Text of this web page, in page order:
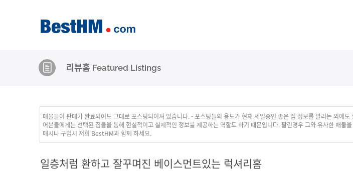
리뷰홈 Featured Listings
매물들이 판매가 완료되어도 그대로 포스팅되어져 있습니다. - 포스팅들의 용도가 현재 세일중인 좋은 집 정보를 알리는 외에
어분들에게는 선택된 집들을 통해 현실적이고 실제적인 정보를 제공하는 역할도 하기 때문입니다. 팔린경우 그와 유사한 매물
매시나 구입시 저희 BestHM과 함께 하세요.
일층처럼 환하고 잘꾸며진 베이스먼트있는 럭셔리홈